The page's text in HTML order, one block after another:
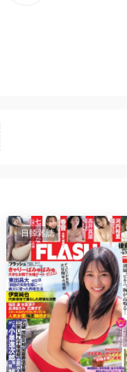
日韓雜誌